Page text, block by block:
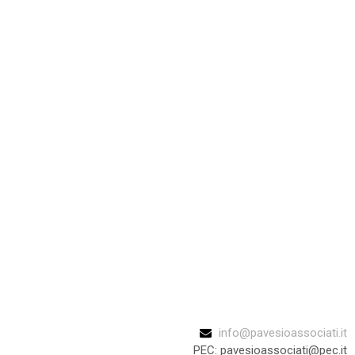
info@pavesioassociati.it
PEC: pavesioassociati@pec.it